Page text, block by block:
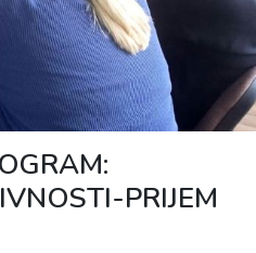
PRIJEM